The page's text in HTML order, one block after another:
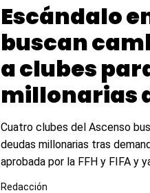
Escándalo
buscan
a clubes
millonarias
Cuatro clubes del Ascenso
deudas millonarias tras
aprobada por la FFH y FIFA y
Redacción